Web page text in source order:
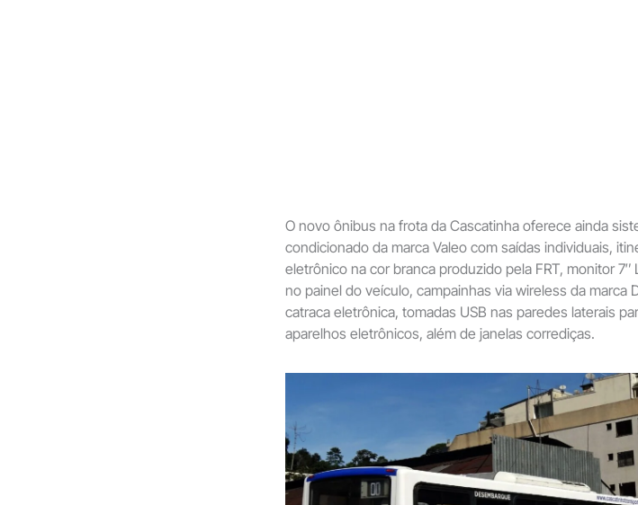
O novo ônibus na frota da Cascatinha oferece ainda
condicionado da marca Valeo com saídas individuais,
eletrônico na cor branca produzido pela FRT, monitor 7″
no painel do veículo, campainhas via wireless da marca
catraca eletrônica, tomadas USB nas paredes laterais
aparelhos eletrônicos, além de janelas corrediças.